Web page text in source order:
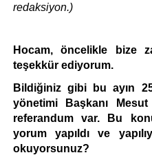
redaksiyon.)
Hocam, öncelikle bize
teşekkür ediyorum.
Bildiğiniz gibi bu ayın
yönetimi Başkanı Mesut
referandum var. Bu
yorum yapıldı ve
okuyorsunuz?